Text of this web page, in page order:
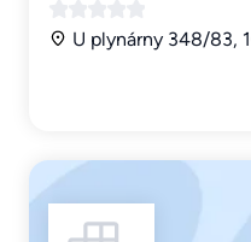
U plynárny 348/83,